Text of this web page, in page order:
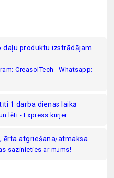
daļu produktu izstrādājam
CreasolTech - Whatsapp:
1 darba dienas laikā
lēti - Express kurjer
ērta atgriešana/atmaksa
sazinieties ar mums!